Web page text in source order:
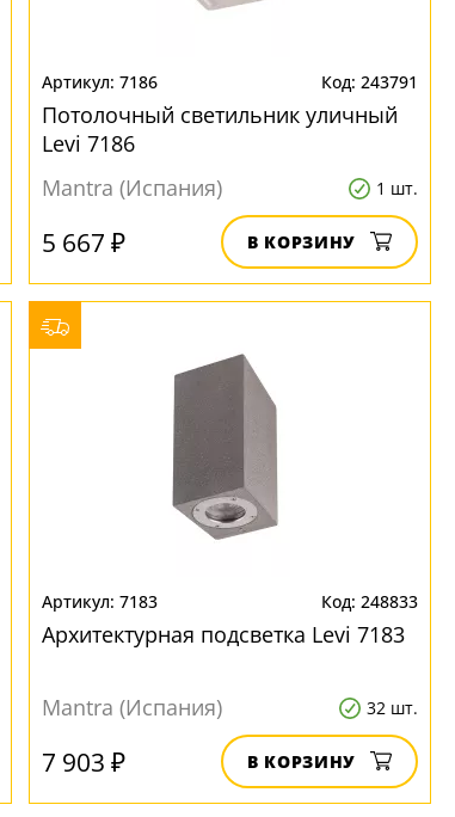
7186 243791
Потолочный светильник уличный
Levi 7186
Mantra (Испания)
1 шт.
5 667 ₽ В КОРЗИНУ
7183 248833
Архитектурная подсветка Levi 7183
Mantra (Испания) 32 шт.
7 903 ₽ В КОРЗИНУ